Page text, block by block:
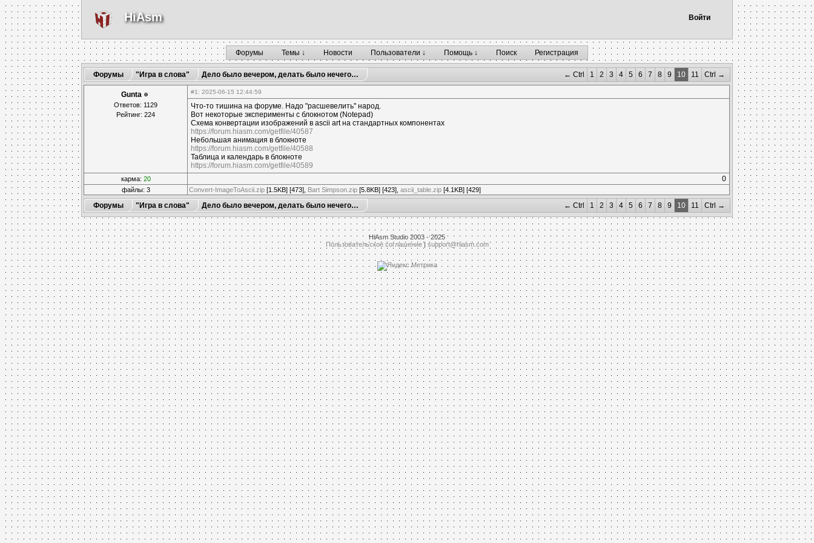
HiAsm Войти
Форумы Темы ↓ Новости Пользователи ↓ Помощь ↓ Поиск Регистрация
Форумы "Игра в слова" Дело было вечером, делать было нечего… ← Ctrl 1 2 3 4 5 6 7 8 9 10 11 Ctrl →
Gunta
Ответов: 1129
Рейтинг: 224
#1 : 2025-06-15 12:44:59
Что-то тишина на форуме. Надо "расшевелить" народ.
Вот некоторые эксперименты с блокнотом (Notepad)
Схема конвертации изображений в ascii art на стандартных компонентах
https://forum.hiasm.com/getfile/40587
Небольшая анимация в блокноте
https://forum.hiasm.com/getfile/40588
Таблица и календарь в блокноте
https://forum.hiasm.com/getfile/40589
карма: 20 0
файлы: 3 Convert-ImageToAscii.zip [1.5KB] [473], Bart Simpson.zip [5.8KB] [423],ascii_table.zip [4.1KB] [429]
Форумы "Игра в слова" Дело было вечером, делать было нечего… ← Ctrl 1 2 3 4 5 6 7 8 9 10 11 Ctrl →
HiAsm Studio 2003 - 2025
Пользовательское соглашение| support@hiasm.com